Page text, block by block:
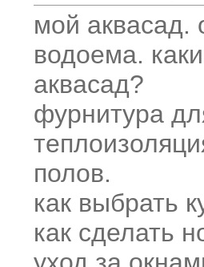
мой аквасад.
водоема.
аквасад?
фурнитура
полов.
как выбрать
как сделать